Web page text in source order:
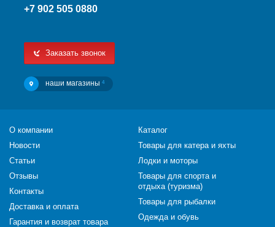
+7 902 505 0880
Заказать звонок
наши магазины 4
О компании
Новости
Статьи
Отзывы
Контакты
Доставка и оплата
Гарантия и возврат товара
Каталог
Товары для катера и яхты
Лодки и моторы
Товары для спорта и
отдыха (туризма)
Товары для рыбалки
Одежда и обувь